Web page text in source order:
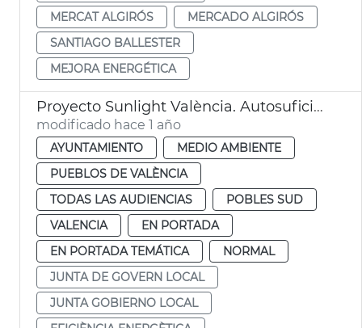
MERCAT ALGIRÓS
MERCADO ALGIRÓS
SANTIAGO BALLESTER
MEJORA ENERGÉTICA
Proyecto Sunlight València. Autosuficiencia energética en El Perellonet
modificado hace 1 año
AYUNTAMIENTO
MEDIO AMBIENTE
PUEBLOS DE VALÈNCIA
TODAS LAS AUDIENCIAS
POBLES SUD
VALENCIA
EN PORTADA
EN PORTADA TEMÁTICA
NORMAL
JUNTA DE GOVERN LOCAL
JUNTA GOBIERNO LOCAL